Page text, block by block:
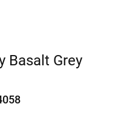
Basalt Grey